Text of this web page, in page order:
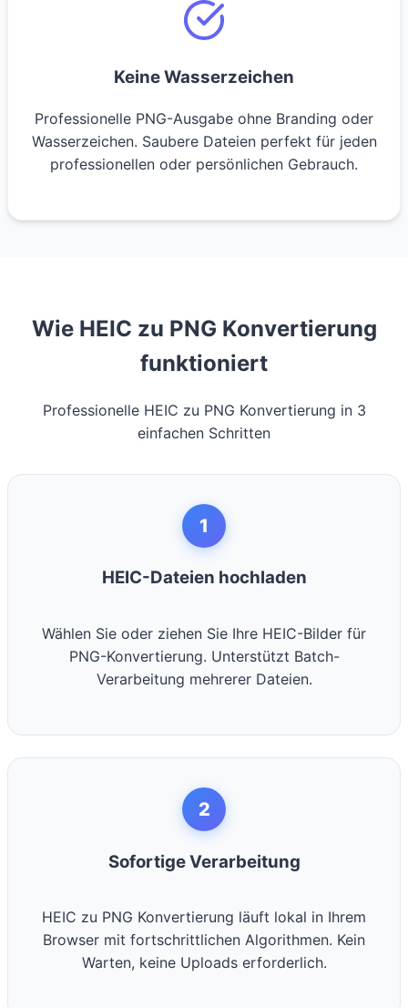
Keine Wasserzeichen
Professionelle PNG-Ausgabe ohne Branding oder
Wasserzeichen. Saubere Dateien perfekt für jeden
professionellen oder persönlichen Gebrauch.
Wie HEIC zu PNG Konvertierung
funktioniert
Professionelle HEIC zu PNG Konvertierung in 3
einfachen Schritten
1
HEIC-Dateien hochladen
Wählen Sie oder ziehen Sie Ihre HEIC-Bilder für
PNG-Konvertierung. Unterstützt Batch-
Verarbeitung mehrerer Dateien.
2
Sofortige Verarbeitung
HEIC zu PNG Konvertierung läuft lokal in Ihrem
Browser mit fortschrittlichen Algorithmen. Kein
Warten, keine Uploads erforderlich.